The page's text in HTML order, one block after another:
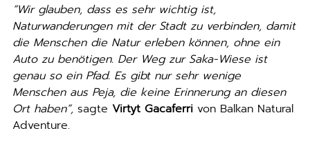
“Wir glauben, dass es sehr wichtig ist,
Naturwanderungen mit der Stadt zu verbinden, damit
die Menschen die Natur erleben können, ohne ein
Auto zu benötigen. Der Weg zur Saka-Wiese ist
genau so ein Pfad. Es gibt nur sehr wenige
Menschen aus Peja, die keine Erinnerung an diesen
Ort haben”,sagte Virtyt Gacaferrivon Balkan Natural
Adventure.